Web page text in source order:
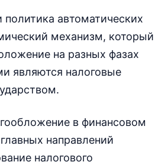
автоматических
механизм, который
на разных фазах
являются налоговые
в финансовом
направлений
налогового